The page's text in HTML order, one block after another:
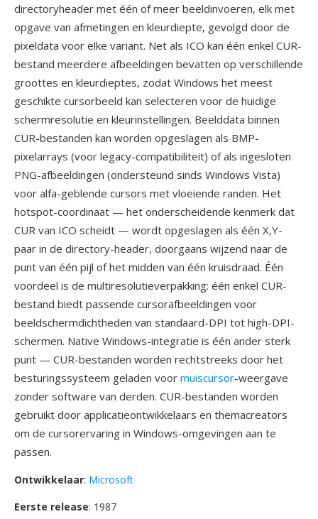
directoryheader met één of meer beeldinvoeren, elk met
opgave van afmetingen en kleurdiepte, gevolgd door de
pixeldata voor elke variant. Net als ICO kan één enkel CUR-
bestand meerdere afbeeldingen bevatten op verschillende
groottes en kleurdieptes, zodat Windows het meest
geschikte cursorbeeld kan selecteren voor de huidige
schermresolutie en kleurinstellingen. Beelddata binnen
CUR-bestanden kan worden opgeslagen als BMP-
pixelarrays (voor legacy-compatibiliteit) of als ingesloten
PNG-afbeeldingen (ondersteund sinds Windows Vista)
voor alfa-geblende cursors met vloeiende randen. Het
hotspot-coordinaat — het onderscheidende kenmerk dat
CUR van ICO scheidt — wordt opgeslagen als één X,Y-
paar in de directory-header, doorgaans wijzend naar de
punt van één pijl of het midden van één kruisdraad. Één
voordeel is de multiresolutieverpakking: één enkel CUR-
bestand biedt passende cursorafbeeldingen voor
beeldschermdichtheden van standaard-DPI tot high-DPI-
schermen. Native Windows-integratie is één ander sterk
punt — CUR-bestanden worden rechtstreeks door het
besturingssysteem geladen voor muiscursor-weergave
zonder software van derden. CUR-bestanden worden
gebruikt door applicatieontwikkelaars en themacreators
om de cursorervaring in Windows-omgevingen aan te
passen.
Ontwikkelaar: Microsoft
Eerste release: 1987